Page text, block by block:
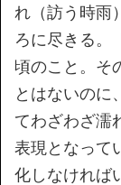
れ（訪う時雨
ろに尽きる。
頃のこと。そ
とはないのに
てわざわざ濡
表現となって
化しなければ